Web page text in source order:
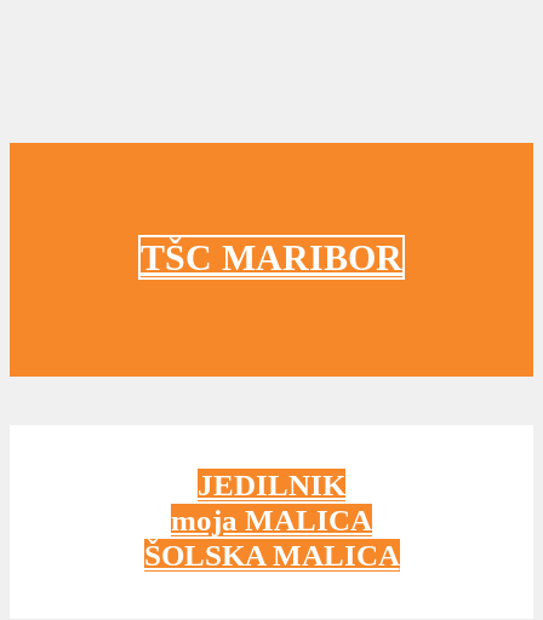
TŠC MARIBOR
JEDILNIK
moja MALICA
ŠOLSKA MALICA